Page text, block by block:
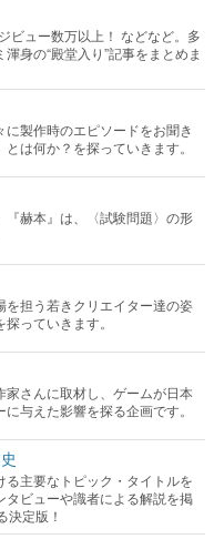
ビュー数万以上！ などなど。多
身の“殿堂入り”記事をまとめま
製作時のエピソードをお聞き
は何か？を探っていきます。
『赫本』は、〈試験問題〉の形
を担う若きクリエイター達の姿
っていきます。
さんに取材し、ゲームが日本
与えた影響を探る企画です。
主要なトピック・タイトルを
ビューや識者による解説を掲
決定版！